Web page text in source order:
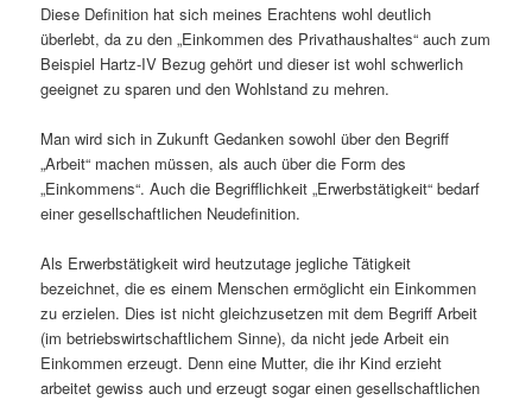
Diese Definition hat sich meines Erachtens wohl deutlich
überlebt, da zu den „Einkommen des Privathaushaltes“ auch zum
Beispiel Hartz-IV Bezug gehört und dieser ist wohl schwerlich
geeignet zu sparen und den Wohlstand zu mehren.
Man wird sich in Zukunft Gedanken sowohl über den Begriff
„Arbeit“ machen müssen, als auch über die Form des
„Einkommens“. Auch die Begrifflichkeit „Erwerbstätigkeit“ bedarf
einer gesellschaftlichen Neudefinition.
Als Erwerbstätigkeit wird heutzutage jegliche Tätigkeit
bezeichnet, die es einem Menschen ermöglicht ein Einkommen
zu erzielen. Dies ist nicht gleichzusetzen mit dem Begriff Arbeit
(im betriebswirtschaftlichem Sinne), da nicht jede Arbeit ein
Einkommen erzeugt. Denn eine Mutter, die ihr Kind erzieht
arbeitet gewiss auch und erzeugt sogar einen gesellschaftlichen